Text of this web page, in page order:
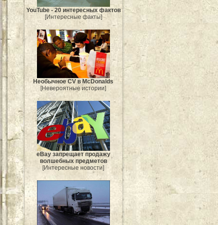
YouTube - 20 интересных фактов
[Интересные факты]
Необычное CV в McDonalds
[Невероятные истории]
eBay запрещает продажу
волшебных предметов
[Интересные новости]